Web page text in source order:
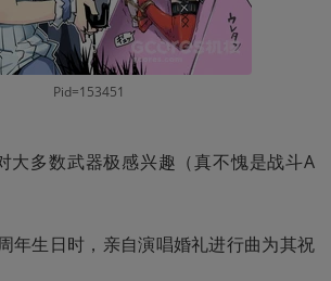
Pid=153451
大多数武器极感兴趣（真不愧是战斗A
年生日时，亲自演唱婚礼进行曲为其祝